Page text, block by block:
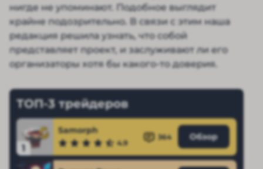
нигде не упоминают. Подобное выглядит
крайне подозрительно. В связи с этим наша
редакция решила узнать, что собой
представляет проект, и заслуживают ли его
организаторы хотя бы какого-то доверия.
ТОП-3 трейдеров
1
Samorph
4.9
364 Обзор